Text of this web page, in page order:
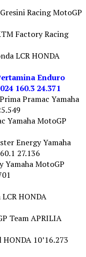
Racing MotoGP
Factory Racing
LCR HONDA
Enduro
160.3 24.371
Pramac Yamaha
Yamaha MotoGP
Energy Yamaha
27.136
Yamaha MotoGP
HONDA
Team APRILIA
10’16.273